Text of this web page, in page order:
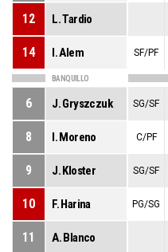
12 L. Tardio
14 I. Alem SF/PF
BANQUILLO
6 J. Gryszczuk SG/SF
8 I. Moreno C/PF
9 J. Kloster SG/SF
10 F. Harina PG/SG
11 A. Blanco